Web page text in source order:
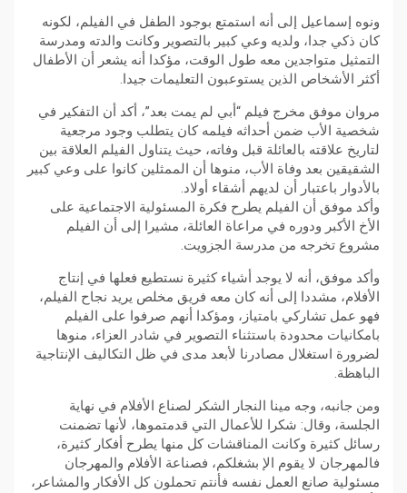
ونوه إسماعيل إلى أنه استمتع بوجود الطفل في الفيلم، لكونه
كان ذكي جدا، ولديه وعي كبير بالتصوير وكانت والدته ومدرسة
التمثيل متواجدين معه طول الوقت، مؤكدا أنه يشعر أن الأطفال
أكثر الأشخاص الذين يستوعبون التعليمات جيدا.
مروان موفق مخرج فيلم “أبي لم يمت بعد”، أكد أن التفكير في
شخصية الأب ضمن أحداثه فيلمه كان يتطلب وجود مرجعية
لتاريخ علاقته بالعائلة قبل وفاته، حيث يتناول الفيلم العلاقة بين
الشقيقين بعد وفاة الأب، منوها أن الممثلين كانوا على وعي كبير
بالأدوار باعتبار أن لديهم أشقاء أولاد.
وأكد موفق أن الفيلم يطرح فكرة المسئولية الاجتماعية على
الأخ الأكبر ودوره في مراعاة العائلة، مشيرا إلى أن الفيلم
مشروع تخرجه من مدرسة الجزويت.
وأكد موفق، أنه لا يوجد أشياء كثيرة نستطيع فعلها في إنتاج
الأفلام، مشددا إلى أنه كان معه فريق مخلص يريد نجاح الفيلم،
فهو عمل تشاركي بامتياز، ومؤكدا أنهم صرفوا على الفيلم
بامكانيات محدودة باستثناء التصوير في شادر العزاء، منوها
لضرورة استغلال مصادرنا لأبعد مدى في ظل التكاليف الإنتاجية
الباهظة.
ومن جانبه، وجه مينا النجار الشكر لصناع الأفلام في نهاية
الجلسة، وقال: شكرا للأعمال التي قدمتموها، لأنها تضمنت
رسائل كثيرة وكانت المناقشات كل منها يطرح أفكار كثيرة،
فالمهرجان لا يقوم الإ بشغلكم، فصناعة الأفلام والمهرجان
مسئولية صانع العمل نفسه فأنتم تحملون كل الأفكار والمشاعر،